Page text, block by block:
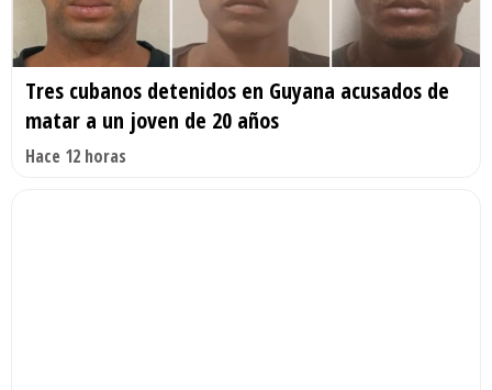
Tres cubanos detenidos en Guyana acusados de
matar a un joven de 20 años
Hace 12 horas